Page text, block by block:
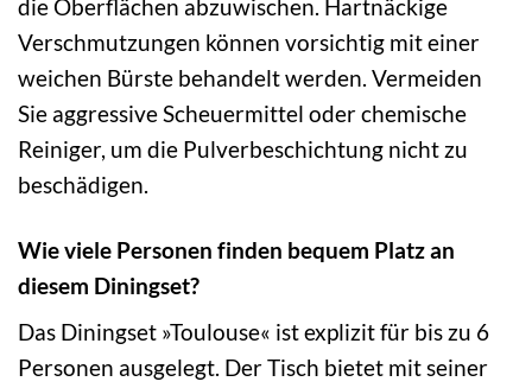
die Oberflächen abzuwischen. Hartnäckige
Verschmutzungen können vorsichtig mit einer
weichen Bürste behandelt werden. Vermeiden
Sie aggressive Scheuermittel oder chemische
Reiniger, um die Pulverbeschichtung nicht zu
beschädigen.
Wie viele Personen finden bequem Platz an
diesem Diningset?
Das Diningset »Toulouse« ist explizit für bis zu 6
Personen ausgelegt. Der Tisch bietet mit seiner